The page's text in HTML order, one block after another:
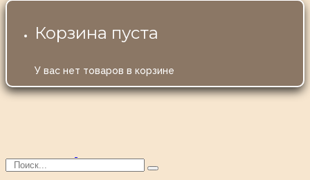
Корзина пуста
У вас нет товаров в корзине